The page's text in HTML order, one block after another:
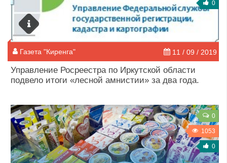
0
Газета "Киренга" 11 / 09 / 2019
Управление Росреестра по Иркутской области
подвело итоги «лесной амнистии» за два года.
0
1053
0